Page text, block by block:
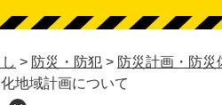
> 防災・防犯 > 防災計画・防災
地域計画について